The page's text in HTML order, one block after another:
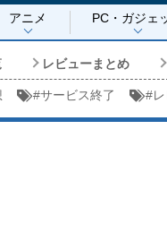
アニメ PC・ガジェ
レビューまとめ
#サービス終了 #